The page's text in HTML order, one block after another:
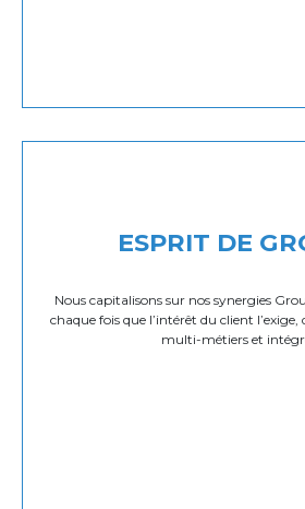
ESPRIT DE
Nous capitalisons sur nos synergies
chaque fois que l’intérêt du client l’exige,
multi-métiers et